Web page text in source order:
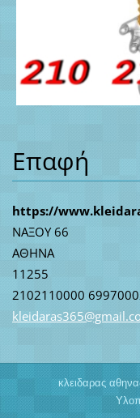
Επαφή
https://
ΝΑΞΟΥ 66
ΑΘΗΝΑ
11255
2102110000
kleidaras365@gma
κλειδαρας